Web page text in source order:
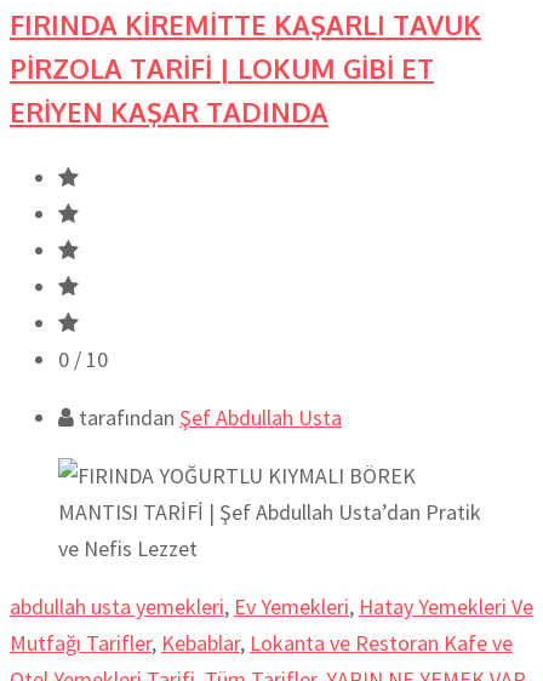
FIRINDA KİREMİTTE KAŞARLI TAVUK
PİRZOLA TARİFİ | LOKUM GİBİ ET
ERİYEN KAŞAR TADINDA
0 / 10
tarafından Şef Abdullah Usta
abdullah usta yemekleri, Ev Yemekleri, Hatay Yemekleri Ve
Mutfağı Tarifler, Kebablar, Lokanta ve Restoran Kafe ve